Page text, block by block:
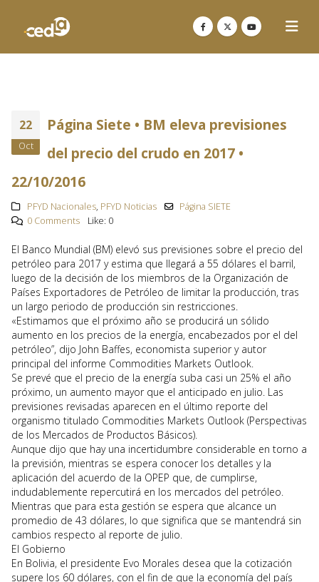
22
Oct
Página Siete • BM eleva previsiones
del precio del crudo en 2017 •
22/10/2016
PFYD Nacionales, PFYD Noticias
Página SIETE
0 Comments
Like: 0
El Banco Mundial (BM) elevó sus previsiones sobre el precio del
petróleo para 2017 y estima que llegará a 55 dólares el barril,
luego de la decisión de los miembros de la Organización de
Países Exportadores de Petróleo de limitar la producción, tras
un largo periodo de producción sin restricciones.
«Estimamos que el próximo año se producirá un sólido
aumento en los precios de la energía, encabezados por el del
petróleo”, dijo John Baffes, economista superior y autor
principal del informe Commodities Markets Outlook.
Se prevé que el precio de la energía suba casi un 25% el año
próximo, un aumento mayor que el anticipado en julio. Las
previsiones revisadas aparecen en el último reporte del
organismo titulado Commodities Markets Outlook (Perspectivas
de los Mercados de Productos Básicos).
Aunque dijo que hay una incertidumbre considerable en torno a
la previsión, mientras se espera conocer los detalles y la
aplicación del acuerdo de la OPEP que, de cumplirse,
indudablemente repercutirá en los mercados del petróleo.
Mientras que para esta gestión se espera que alcance un
promedio de 43 dólares, lo que significa que se mantendrá sin
cambios respecto al reporte de julio.
El Gobierno
En Bolivia, el presidente Evo Morales desea que la cotización
supere los 60 dólares, con el fin de que la economía del país